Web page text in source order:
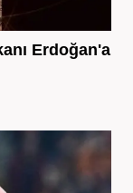
Erdoğan'a